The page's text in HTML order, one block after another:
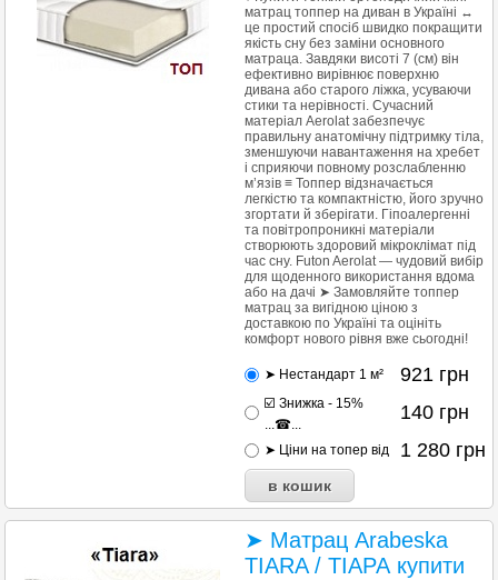
матрац топпер на диван в Україні ↔
це простий спосіб швидко покращити
якість сну без заміни основного
матраца. Завдяки висоті 7 (см) він
ефективно вирівнює поверхню
дивана або старого ліжка, усуваючи
стики та нерівності. Сучасний
матеріал Aerolat забезпечує
правильну анатомічну підтримку тіла,
зменшуючи навантаження на хребет
і сприяючи повному розслабленню
м’язів ≡ Топпер відзначається
легкістю та компактністю, його зручно
згортати й зберігати. Гіпоалергенні
та повітропроникні матеріали
створюють здоровий мікроклімат під
час сну. Futon Aerolat — чудовий вибір
для щоденного використання вдома
або на дачі ➤ Замовляйте топпер
матрац за вигідною ціною з
доставкою по Україні та оцініть
комфорт нового рівня вже сьогодні!
➤ Нестандарт 1 м² 921 грн
☑️ Знижка - 15%
...☎...
140 грн
➤ Ціни на топер від 1 280 грн
➤ Матрац Arabeska
TIARA / ТІАРА купити